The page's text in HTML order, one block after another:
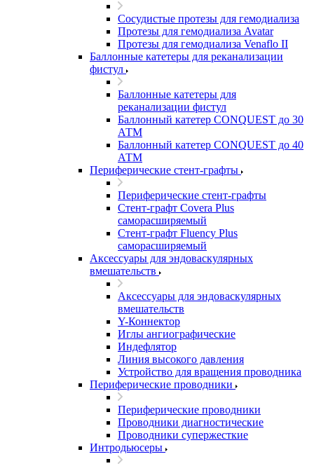
Сосудистые протезы для гемодиализа
Протезы для гемодиализа Avatar
Протезы для гемодиализа Venaflo II
Баллонные катетеры для реканализации
фистул
Баллонные катетеры для
реканализации фистул
Баллонный катетер CONQUEST до 30
АТМ
Баллонный катетер CONQUEST до 40
АТМ
Периферические стент-графты
Периферические стент-графты
Стент-графт Covera Plus
саморасширяемый
Стент-графт Fluency Plus
саморасширяемый
Аксессуары для эндоваскулярных
вмешательств
Аксессуары для эндоваскулярных
вмешательств
Y-Коннектор
Иглы ангиографические
Индефлятор
Линия высокого давления
Устройство для вращения проводника
Периферические проводники
Периферические проводники
Проводники диагностические
Проводники супержесткие
Интродьюсеры